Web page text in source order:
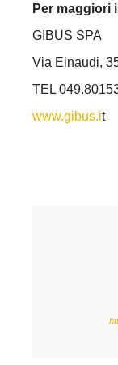
Per maggiori
GIBUS SPA
Via Einaudi,
TEL
www.gibus.it